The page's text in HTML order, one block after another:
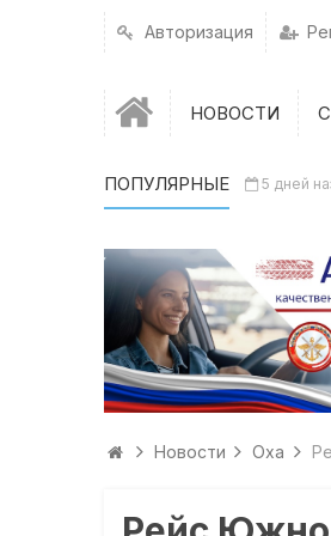
Авторизация
НОВОСТИ
ПОПУЛЯРНЫЕ 5 дней
Новости Оха